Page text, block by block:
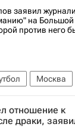
заявил
на Большой
против него
Москва
отношение к
драки,